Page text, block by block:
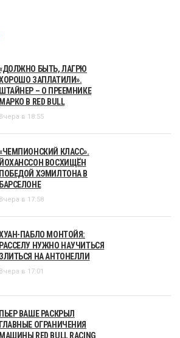
БЫТЬ, ЛАГРЮ
ЗАПЛАТИЛИ».
ШТАЙНЕР – О ПРЕЕМНИКЕ
МАРКО В RED BULL
Вчера в 18:55
КЛАСС».
ЙОХАНССОН ВОСХИЩЁН
ПОБЕДОЙ ХЭМИЛТОНА В
БАРСЕЛОНЕ
Вчера в 17:58
ПАБЛО МОНТОЙЯ:
РАССЕЛУ НУЖНО НАУЧИТЬСЯ
ЗЛИТЬСЯ НА АНТОНЕЛЛИ
Вчера в 17:01
ПЬЕР ВАШЕ РАСКРЫЛ
ГЛАВНЫЕ ОГРАНИЧЕНИЯ
МАШИНЫ RED BULL RACING